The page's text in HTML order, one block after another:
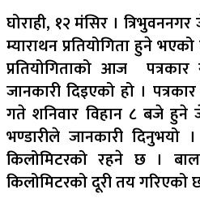
घोराही, १२ मंसिर ।
म्याराथन प्रतियोगिता हुने
प्रतियोगिताको आज
जानकारी दिइएको हो ।
गते शनिवार विहान ८ बजे हुने
भण्डारीले जानकारी दिनुभयो ।
किलोमिटरको रहने छ ।
किलोमिटरको दूरी तय गरिएको